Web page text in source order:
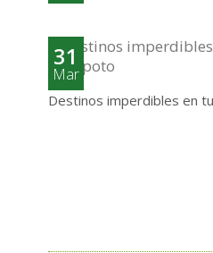
31
Mar
Destinos imperdibles en